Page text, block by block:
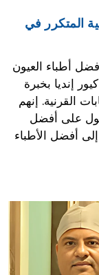
المتكرر في
أطباء العيون
إنديا بخبرة
القرنية. إنهم
على أفضل
أفضل الأطباء